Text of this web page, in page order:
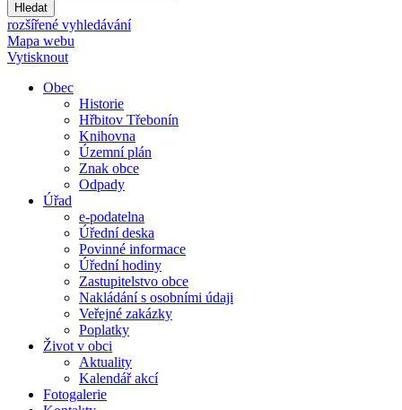
Hledat
rozšířené vyhledávání
Mapa webu
Vytisknout
Obec
Historie
Hřbitov Třebonín
Knihovna
Územní plán
Znak obce
Odpady
Úřad
e-podatelna
Úřední deska
Povinné informace
Úřední hodiny
Zastupitelstvo obce
Nakládání s osobními údaji
Veřejné zakázky
Poplatky
Život v obci
Aktuality
Kalendář akcí
Fotogalerie